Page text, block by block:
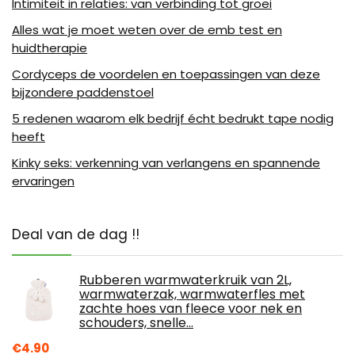
Intimiteit in relaties: van verbinding tot groei
Alles wat je moet weten over de emb test en
huidtherapie
Cordyceps de voordelen en toepassingen van deze
bijzondere paddenstoel
5 redenen waarom elk bedrijf écht bedrukt tape nodig
heeft
Kinky seks: verkenning van verlangens en spannende
ervaringen
Deal van de dag !!
Rubberen warmwaterkruik van 2L,
warmwaterzak, warmwaterfles met
zachte hoes van fleece voor nek en
schouders, snelle…
€4.90